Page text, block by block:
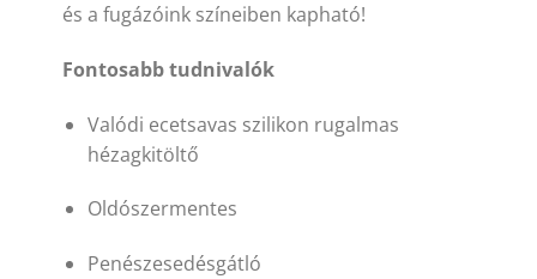
és a fugázóink színeiben kapható!
Fontosabb tudnivalók
Valódi ecetsavas szilikon rugalmas
hézagkitöltő
Oldószermentes
Penészesedésgátló